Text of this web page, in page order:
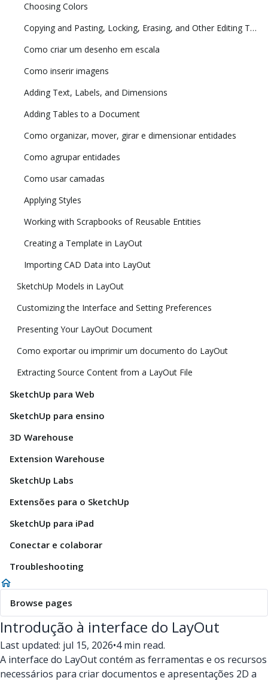
Choosing Colors
Copying and Pasting, Locking, Erasing, and Other Editing Tasks
Como criar um desenho em escala
Como inserir imagens
Adding Text, Labels, and Dimensions
Adding Tables to a Document
Como organizar, mover, girar e dimensionar entidades
Como agrupar entidades
Como usar camadas
Applying Styles
Working with Scrapbooks of Reusable Entities
Creating a Template in LayOut
Importing CAD Data into LayOut
SketchUp Models in LayOut
Customizing the Interface and Setting Preferences
Presenting Your LayOut Document
Como exportar ou imprimir um documento do LayOut
Extracting Source Content from a LayOut File
SketchUp para Web
SketchUp para ensino
3D Warehouse
Extension Warehouse
SketchUp Labs
Extensões para o SketchUp
SketchUp para iPad
Conectar e colaborar
Troubleshooting
Browse pages
Introdução à interface do LayOut
Last updated: jul 15, 2026•4 min read.
A interface do LayOut contém as ferramentas e os recursos
necessários para criar documentos e apresentações 2D a